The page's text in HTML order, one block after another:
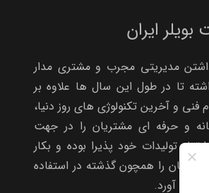
بویلر ایران
داشتن مدیریتی مجرب و مشتری مدار
تا در طول این سال ها علاوه بر
فنی و آخرین تکنولوژی های روز دنیا،
و حرفه ای مشتریان را در جهت
تولیدات خود پذیرا بوده و بکار
مشتریان را همچون گذشته در استفاده
بدست آورد.